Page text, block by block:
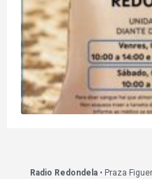
Radio Redondela• Praza